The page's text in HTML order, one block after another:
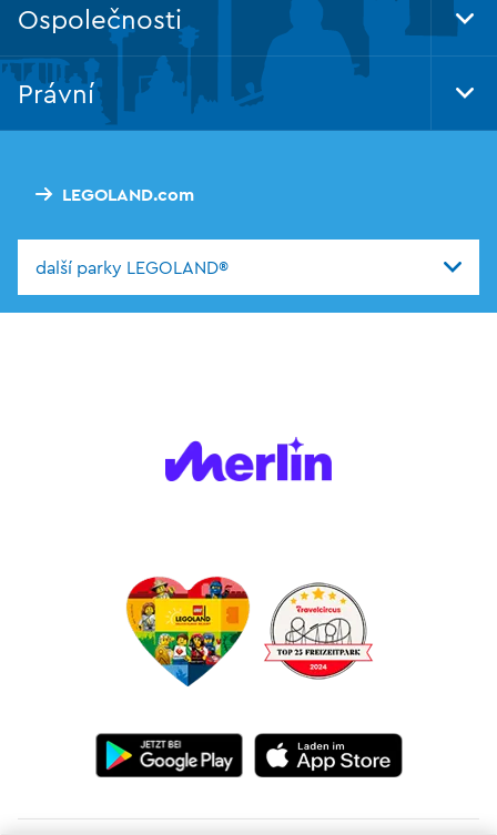
LEGOLAND.com
další parky LEGOLAND®
Ospolečnosti
Právní